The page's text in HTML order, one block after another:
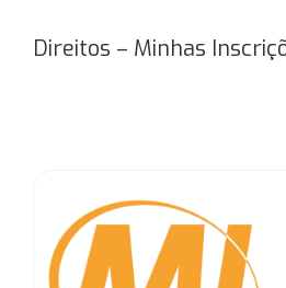
Direitos – Minhas